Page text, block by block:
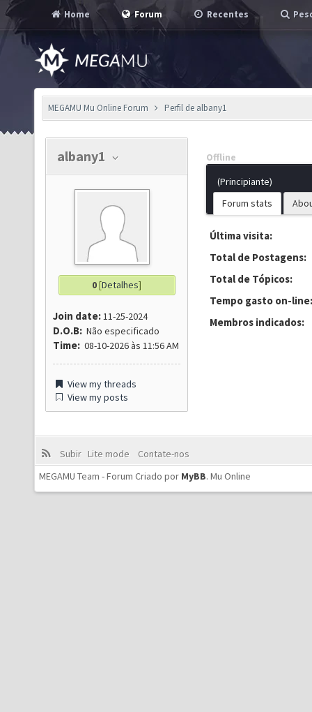
Home Forum Recentes
MEGAMU Mu Online Forum Perfil de albany1
albany1
0[Detalhes]
Join date:11-25-2024
D.O.B: Não especificado
Time: 08-10-2026 às 11:56 AM
View my threads
View my posts
Offline
(Principiante)
Forum stats
Última visita:
Total de Postagens:
Total de Tópicos:
Tempo gasto on-line:
Membros indicados:
Subir Lite mode
Contate-nos
MEGAMU Team - Forum Criado por MyBB. Mu Online